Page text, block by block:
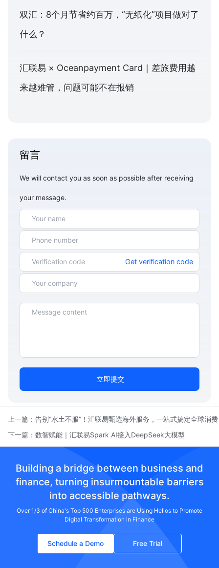
双汇：8个月节省约百万，“无纸化”项目做对了
什么？
汇联易 × Oceanpayment Card｜差旅费用越
来越难管，问题可能不在报销
留言
We will contact you as soon as possible after receiving
your message.
Get verification code
立即提交
上一篇： 告别“水土不服”！汇联易甄选海外服务，一站式搞定全球消费
下一篇： 数智赋能｜汇联易Spark AI接入DeepSeek大模型
Building a bridge between business and
finance, turning insurmountable barriers
into accessible pathways.
Over 1/3 of China's Top 500 Enterprises are Using Helios to Promote
Digital Transformation in Finance
Schedule a Demo Free Trial